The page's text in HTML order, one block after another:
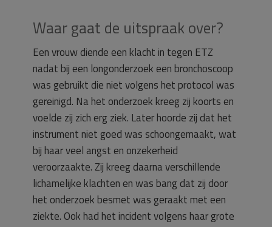
Waar gaat de uitspraak over?
Een vrouw diende een klacht in tegen ETZ
nadat bij een longonderzoek een bronchoscoop
was gebruikt die niet volgens het protocol was
gereinigd. Na het onderzoek kreeg zij koorts en
voelde zij zich erg ziek. Later hoorde zij dat het
instrument niet goed was schoongemaakt, wat
bij haar veel angst en onzekerheid
veroorzaakte. Zij kreeg daarna verschillende
lichamelijke klachten en was bang dat zij door
het onderzoek besmet was geraakt met een
ziekte. Ook had het incident volgens haar grote